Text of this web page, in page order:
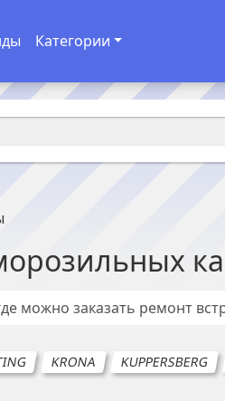
Категории
можно заказать ремонт
KRONA KUPPERSBERG